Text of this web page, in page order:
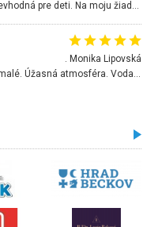
. Monika Lipovská
Úžasné prostredie, napriek tomu, že je malé. Úžasná atmosféra. Voda fantastická a nádherná. Ľudí je pomerne veľa, ale su mili a ohľaduplní. Je veľmi zaujímavé sledovať, ako dokážu spolu športovať cudzí ľudia a bez ohľadu na vek. Vládne tu pohoda. Vnuka neviem dostať z vody. Ďakujem za krásny deň . Urcite sa sem vrátim. Jediný problém je s parkovaním, ale aj ten sa mi podarilo vyriešiť. Monika Bratislava